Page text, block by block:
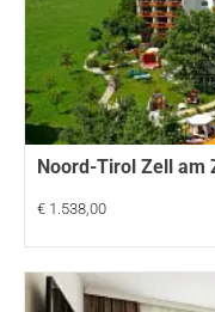
Noord-Tirol Zell am
€ 1.538,00